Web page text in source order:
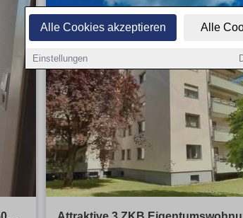
Alle Cookies akzeptieren Alle
Einstellungen